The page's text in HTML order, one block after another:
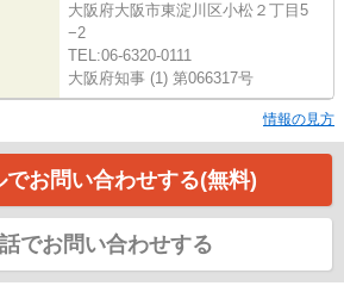
大阪府大阪市東淀川区小松２丁目5
−2
TEL:06-6320-0111
大阪府知事 (1) 第066317号
情報の見方
でお問い合わせする(無料)
でお問い合わせする